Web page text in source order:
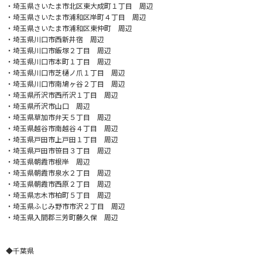
・埼玉県さいたま市北区東大成町１丁目 周辺
・埼玉県さいたま市浦和区岸町４丁目 周辺
・埼玉県さいたま市浦和区東仲町 周辺
・埼玉県川口市西新井宿 周辺
・埼玉県川口市飯塚２丁目 周辺
・埼玉県川口市本町１丁目 周辺
・埼玉県川口市芝樋ノ爪１丁目 周辺
・埼玉県川口市南鳩ヶ谷２丁目 周辺
・埼玉県所沢市西所沢１丁目 周辺
・埼玉県所沢市山口 周辺
・埼玉県草加市弁天５丁目 周辺
・埼玉県越谷市南越谷４丁目 周辺
・埼玉県戸田市上戸田１丁目 周辺
・埼玉県戸田市笹目３丁目 周辺
・埼玉県朝霞市根岸 周辺
・埼玉県朝霞市泉水２丁目 周辺
・埼玉県朝霞市西原２丁目 周辺
・埼玉県志木市柏町５丁目 周辺
・埼玉県ふじみ野市市沢２丁目 周辺
・埼玉県入間郡三芳町藤久保 周辺
◆千葉県